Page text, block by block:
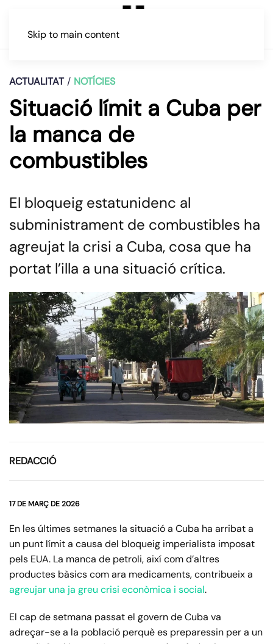
Skip to main content
ACTUALITAT NOTÍCIES
Situació límit a Cuba per
la manca de
combustibles
El bloqueig estatunidenc al
subministrament de combustibles ha
agreujat la crisi a Cuba, cosa que ha
portat l’illa a una situació crítica.
REDACCIÓ
17 DE MARÇ DE 2026
En les últimes setmanes la situació a Cuba ha arribat a
un punt límit a causa del bloqueig imperialista imposat
pels EUA. La manca de petroli, així com d’altres
productes bàsics com ara medicaments, contribueix a
agreujar una ja greu crisi econòmica i social.
El cap de setmana passat el govern de Cuba va
adreçar-se a la població perquè es preparessin per a un